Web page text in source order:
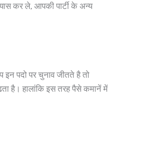
कर ले, आपकी पार्टी के अन्य
पदो पर चुनाव जीतते है तो
है। हालांकि इस तरह पैसे कमानें में